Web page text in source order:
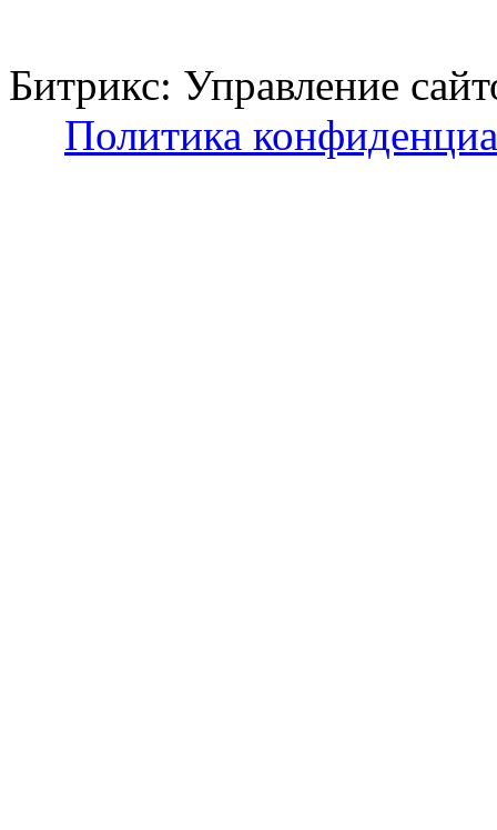
Битрикс: Управление
Политика